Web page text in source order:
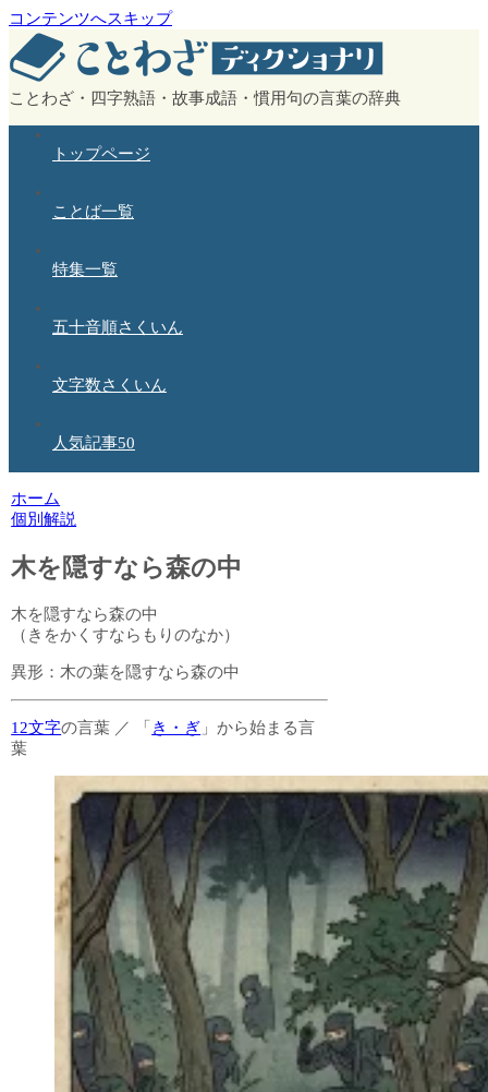
コンテンツへスキップ
ことわざ・四字熟語・故事成語・慣用句の言葉の辞典
トップページ
ことば一覧
特集一覧
五十音順さくいん
文字数さくいん
人気記事50
ホーム
個別解説
木を隠すなら森の中
木を隠すなら森の中
（きをかくすならもりのなか）
異形：木の葉を隠すなら森の中
12文字の言葉 ／ 「 き・ぎ 」から始まる言
葉